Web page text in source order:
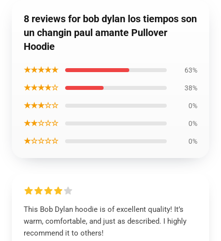
8 reviews for bob dylan los tiempos son
un changin paul amante Pullover
Hoodie
★★★★★ 63%
★★★★☆ 38%
★★★☆☆ 0%
★★☆☆☆ 0%
★☆☆☆☆ 0%
This Bob Dylan hoodie is of excellent quality! It’s
warm, comfortable, and just as described. I highly
recommend it to others!